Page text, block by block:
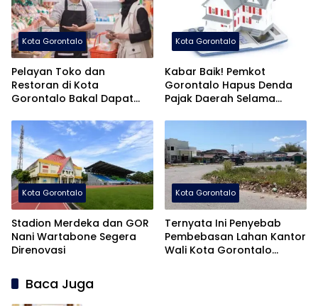
Kota Gorontalo
Pelayan Toko dan
Restoran di Kota
Gorontalo Bakal Dapat
Kota Gorontalo
Kabar Baik! Pemkot
Gorontalo Hapus Denda
Pajak Daerah Selama
Kota Gorontalo
Stadion Merdeka dan GOR
Nani Wartabone Segera
Direnovasi
Kota Gorontalo
Ternyata Ini Penyebab
Pembebasan Lahan Kantor
Wali Kota Gorontalo
Baca Juga